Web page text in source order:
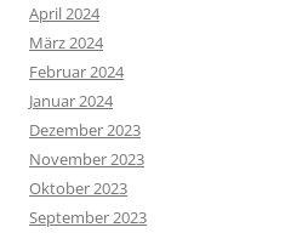
April 2024
März 2024
Februar 2024
Januar 2024
Dezember 2023
November 2023
Oktober 2023
September 2023